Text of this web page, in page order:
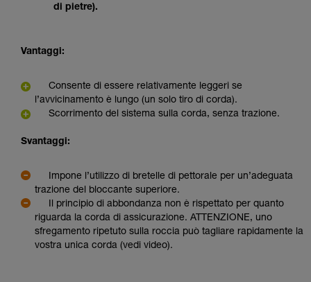
di pietre).
Vantaggi:
Consente di essere relativamente leggeri se
l’avvicinamento è lungo (un solo tiro di corda).
Scorrimento del sistema sulla corda, senza trazione.
Svantaggi:
Impone l’utilizzo di bretelle di pettorale per un’adeguata
trazione del bloccante superiore.
Il principio di abbondanza non è rispettato per quanto
riguarda la corda di assicurazione. ATTENZIONE, uno
sfregamento ripetuto sulla roccia può tagliare rapidamente la
vostra unica corda (vedi video).